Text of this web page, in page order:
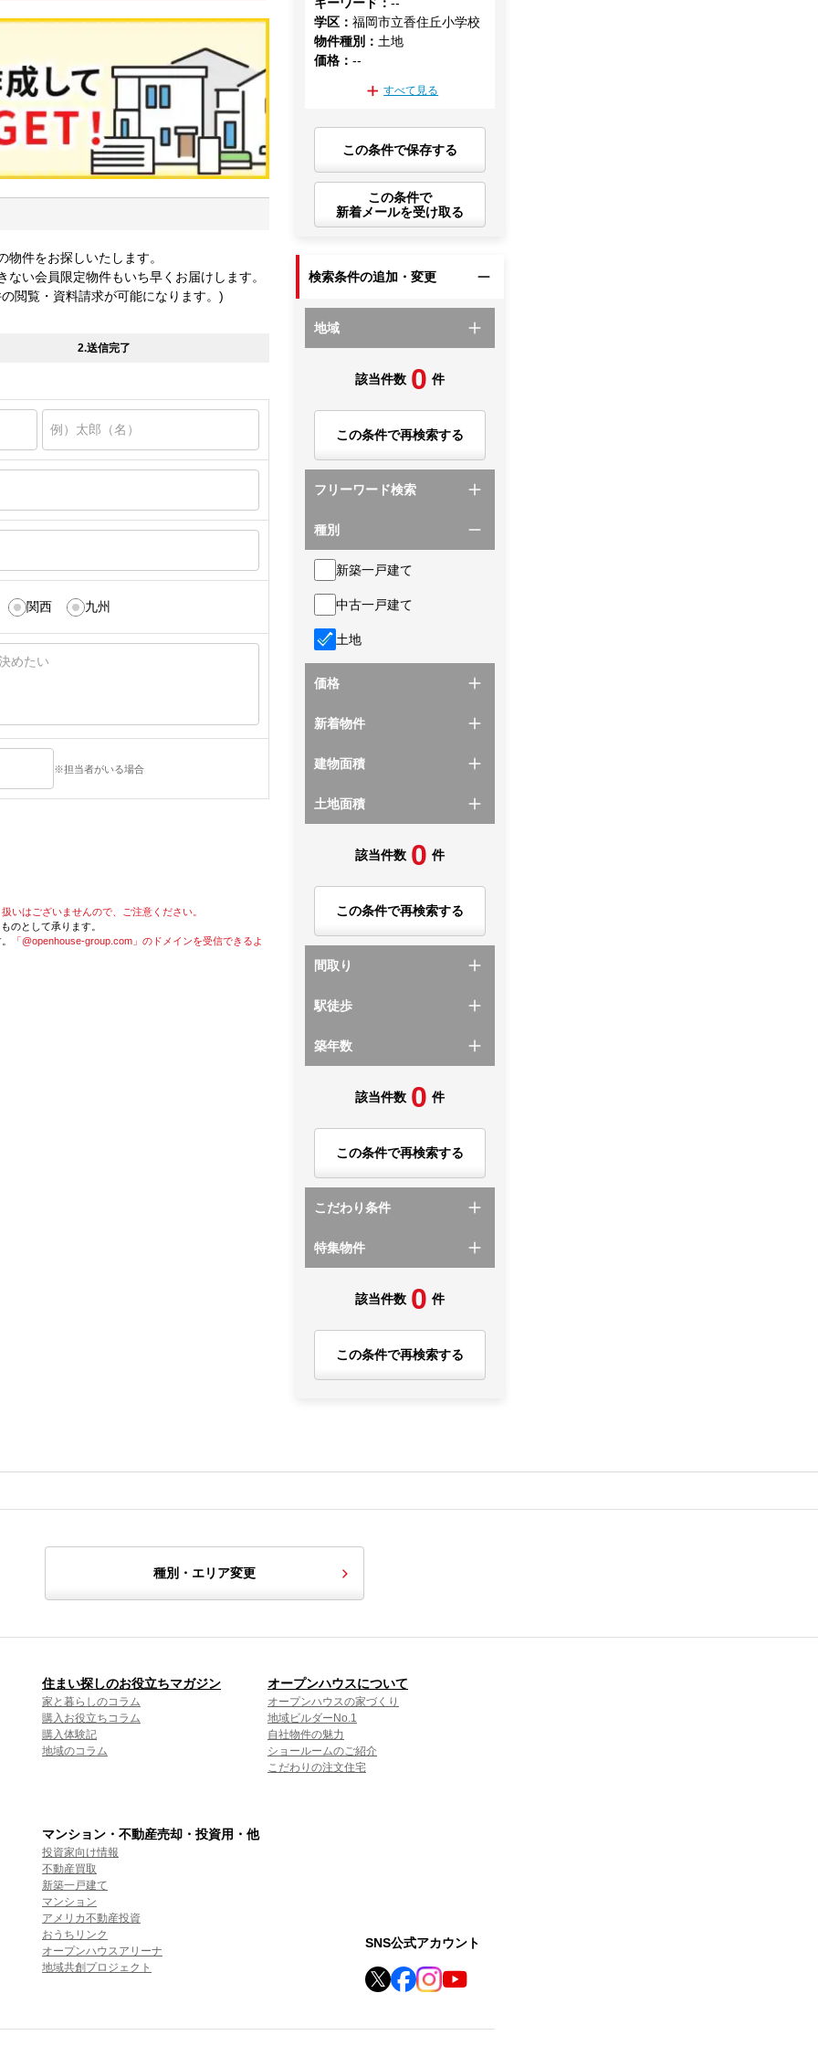
件をお探しいたします。
い会員限定物件もいち早くお届けします。
閲覧・資料請求が可能になります。)
2.送信完了
関西 九州
※担当者がいる場合
いはございませんので、ご注意ください。
のとして承ります。
「@openhouse-group.com」のドメインを受信できるよ
学区 ：福岡市立香住丘小学校
物件種別 ： 土地
価格 ：--
すべて見る
この条件で保存する
この条件で
新着メールを受け取る
検索条件の追加・変更
地域
該当件数 0 件
この条件で再検索する
フリーワード検索
種別
新築一戸建て
中古一戸建て
土地
価格
新着物件
建物面積
土地面積
該当件数 0 件
この条件で再検索する
間取り
駅徒歩
築年数
該当件数 0 件
この条件で再検索する
こだわり条件
特集物件
該当件数 0 件
この条件で再検索する
種別・エリア変更
住まい探しのお役立ちマガジン
家と暮らしのコラム
購入お役立ちコラム
購入体験記
地域のコラム
オープンハウスについて
オープンハウスの家づくり
地域ビルダーNo.1
自社物件の魅力
ショールームのご紹介
こだわりの注文住宅
マンション・不動産売却・投資用・他
投資家向け情報
不動産買取
新築一戸建て
マンション
アメリカ不動産投資
おうちリンク
オープンハウスアリーナ
地域共創プロジェクト
SNS公式アカウント